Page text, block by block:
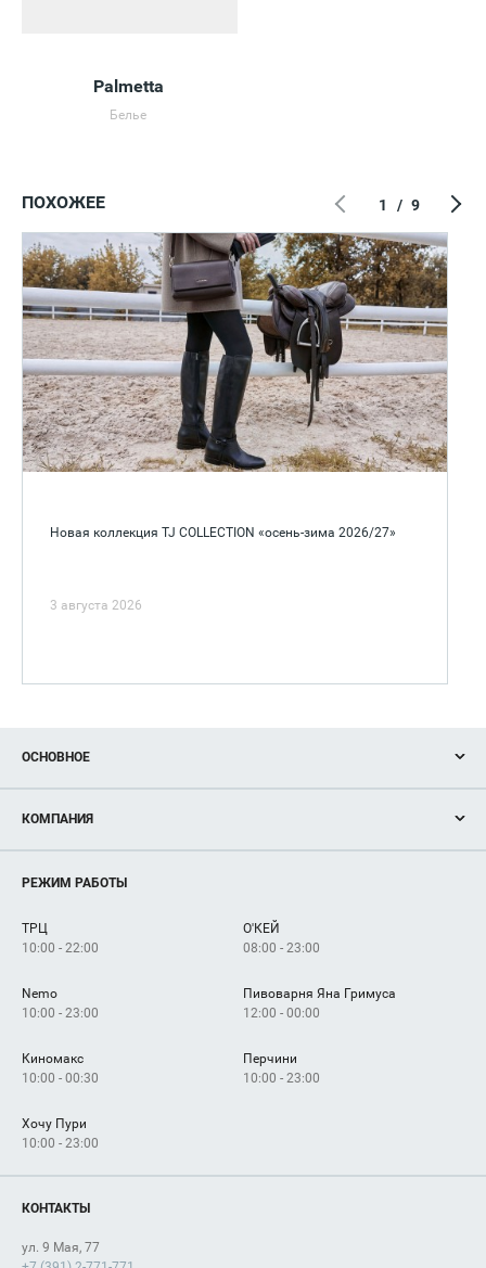
Palmetta
Белье
ПОХОЖЕЕ
Новая коллекция TJ COLLECTION «осень-зима 2026/27»
3 августа 2026
1 / 9
ОСНОВНОЕ
Новости
Магазины
Услуги
КОМПАНИЯ
Рекламодателям
Как добраться
РЕЖИМ РАБОТЫ
ТРЦ
10:00 - 22:00
О'КЕЙ
08:00 - 23:00
Nemo
10:00 - 23:00
Пивоварня Яна Гримуса
12:00 - 00:00
Киномакс
10:00 - 00:30
Перчини
10:00 - 23:00
Хочу Пури
10:00 - 23:00
КОНТАКТЫ
ул. 9 Мая, 77